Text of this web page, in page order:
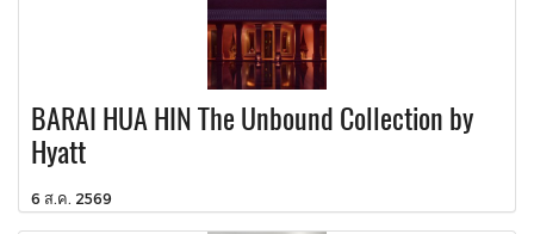
BARAI HUA HIN The Unbound Collection by
Hyatt
6 ส.ค. 2569